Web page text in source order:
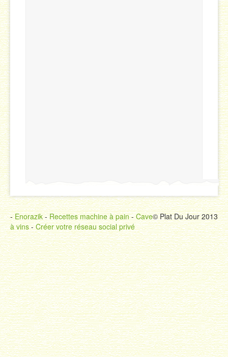
© Plat Du Jour 2013
-Enorazik-Recettes machine à pain-Cave
à vins-Créer votre réseau social privé